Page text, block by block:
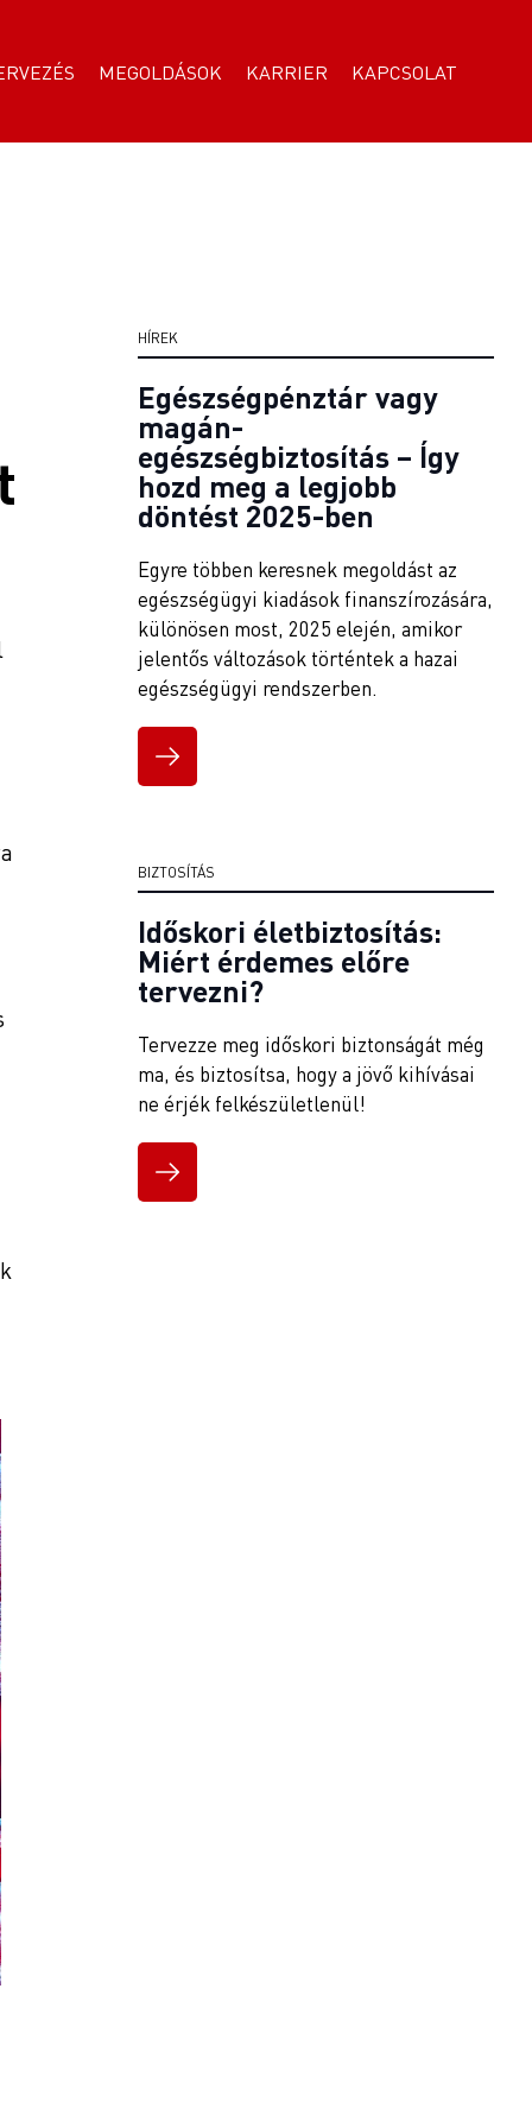
MEGOLDÁSOK KARRIER KAPCSOLAT
HÍREK
Egészségpénztár vagy
magán-
egészségbiztosítás – Így
hozd meg a legjobb
döntést 2025-ben
Egyre többen keresnek megoldást az
egészségügyi kiadások finanszírozására,
különösen most, 2025 elején, amikor
jelentős változások történtek a hazai
egészségügyi rendszerben.
BIZTOSÍTÁS
Időskori életbiztosítás:
Miért érdemes előre
tervezni?
Tervezze meg időskori biztonságát még
ma, és biztosítsa, hogy a jövő kihívásai
ne érjék felkészületlenül!